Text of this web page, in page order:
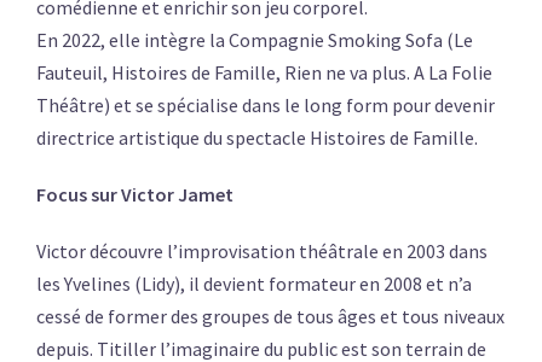
comédienne et enrichir son jeu corporel.
En 2022, elle intègre la Compagnie Smoking Sofa (Le
Fauteuil, Histoires de Famille, Rien ne va plus. A La Folie
Théâtre) et se spécialise dans le long form pour devenir
directrice artistique du spectacle Histoires de Famille.
Focus sur Victor Jamet
Victor découvre l’improvisation théâtrale en 2003 dans
les Yvelines (Lidy), il devient formateur en 2008 et n’a
cessé de former des groupes de tous âges et tous niveaux
depuis. Titiller l’imaginaire du public est son terrain de